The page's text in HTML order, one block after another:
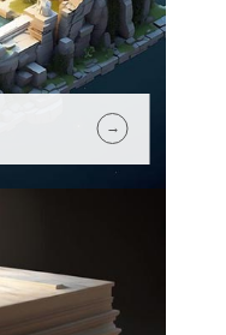
→